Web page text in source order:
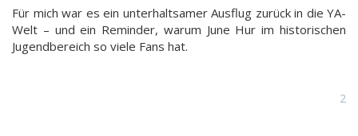
Für mich war es ein unterhaltsamer Ausflug zurück in die YA-
Welt – und ein Reminder, warum June Hur im historischen
Jugendbereich so viele Fans hat.
2